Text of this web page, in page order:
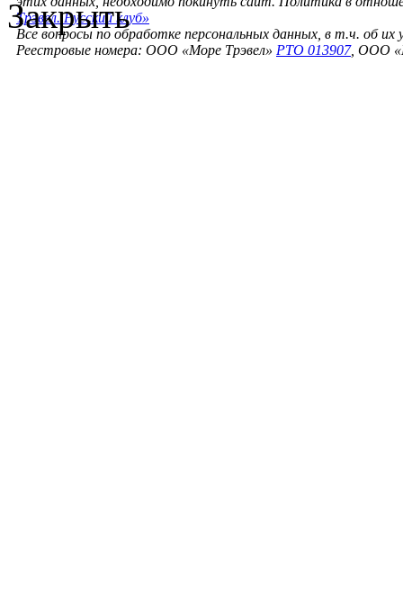
Трэвел. Русский клуб»
Все вопросы по обработке персональных данных, в т.ч. об их
Реестровые номера: ООО «Море Трэвел» РТО 013907, ООО
Закрыть